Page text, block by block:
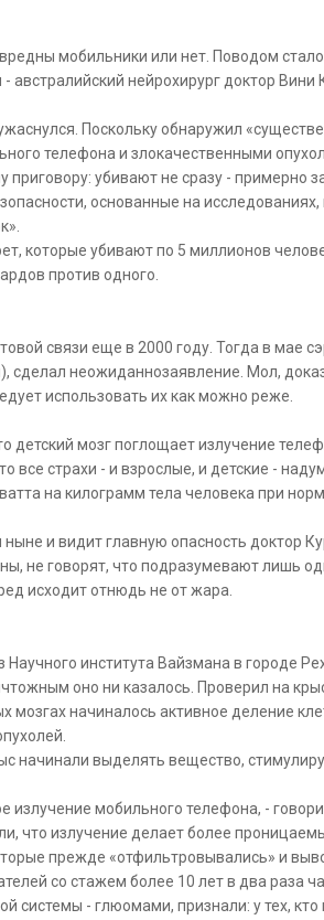
мобильники или нет. Поводом
австралийский нейрохирург доктор Вини
Поскольку обнаружил
телефона и злокачественными
убивают не сразу - примерно
основанные на
которые убивают по 5 миллионов
против одного.
связи еще в 2000 году. Тогда в мае
сделал неожиданнозаявление. Мол,
использовать их как можно реже.
мозг поглощает излучение
все страхи - и взрослые, и детские -
на килограмм тела человека при
и видит главную опасность доктор
не говорят, что подразумевают лишь
исходит отнюдь не от жара.
института Вайзмана в городе
оно ни казалось. Проверил на
мозгах начиналось активное деление
начинали выделять вещество,
излучение мобильного телефона, -
что излучение делает более
прежде «отфильтровывались» и
со стажем более 10 лет в два раза
системы - глюомами, признали: у тех,